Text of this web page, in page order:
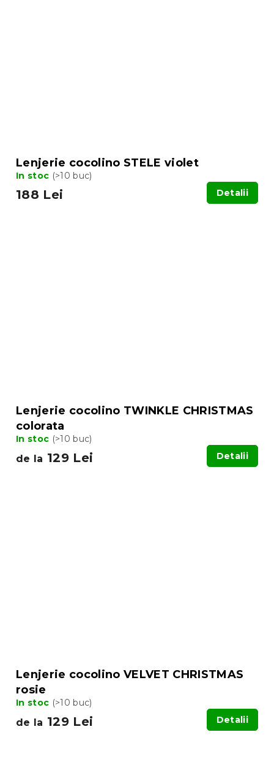
Lenjerie cocolino STELE violet
In stoc (>10 buc)
188 Lei Detalii
Lenjerie cocolino TWINKLE CHRISTMAS
colorata
In stoc (>10 buc)
de la 129 Lei Detalii
Lenjerie cocolino VELVET CHRISTMAS
rosie
In stoc (>10 buc)
de la 129 Lei Detalii